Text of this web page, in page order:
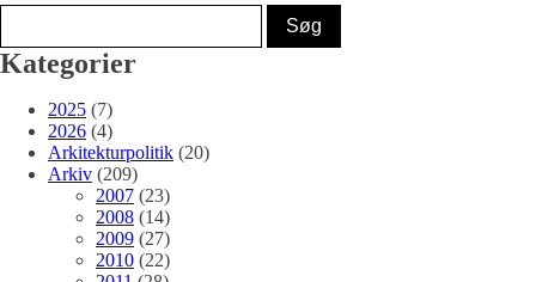
Kategorier
2025 (7)
2026 (4)
Arkitekturpolitik (20)
Arkiv (209)
2007 (23)
2008 (14)
2009 (27)
2010 (22)